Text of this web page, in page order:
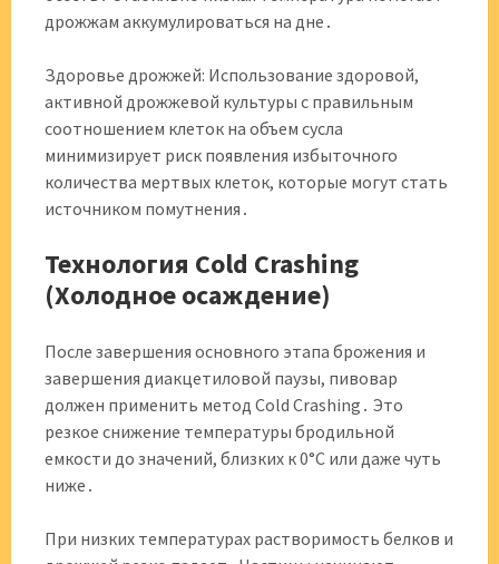
дрожжам аккумулироваться на дне․
Здоровье дрожжей: Использование здоровой,
активной дрожжевой культуры с правильным
соотношением клеток на объем сусла
минимизирует риск появления избыточного
количества мертвых клеток, которые могут стать
источником помутнения․
Технология Cold Crashing
(Холодное осаждение)
После завершения основного этапа брожения и
завершения диакцетиловой паузы, пивовар
должен применить метод Cold Crashing․ Это
резкое снижение температуры бродильной
емкости до значений, близких к 0°C или даже чуть
ниже․
При низких температурах растворимость белков и